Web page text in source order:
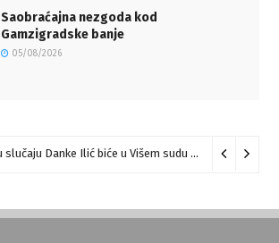
Saobraćajna nezgoda kod
Gamzigradske banje
05/08/2026
Suđenje u slučaju Danke Ilić biće u Višem sudu u Negotinu?